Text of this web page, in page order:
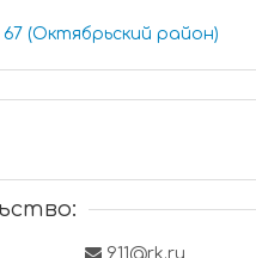
(Октябрьский район)
911@rk.ru